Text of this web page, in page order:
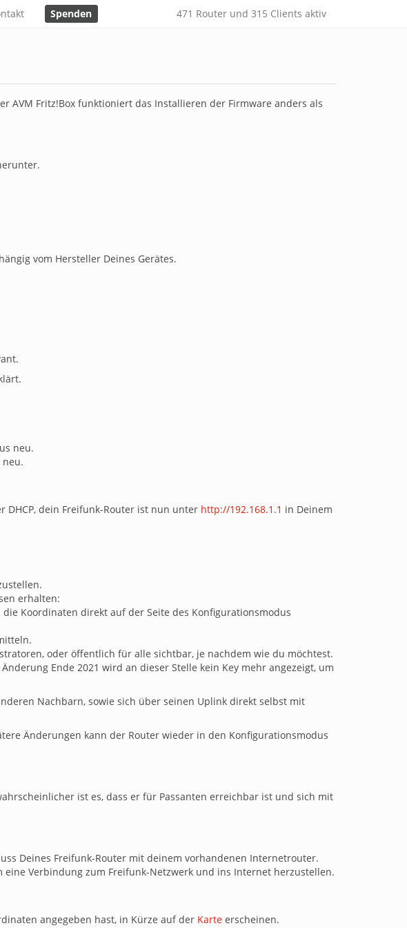
Spenden 471 Router und 315 Clients aktiv
AVM Fritz!Box funktioniert das Installieren der Firmware anders als
vom Hersteller Deines Gerätes.
neu.
dein Freifunk-Router ist nun unter http://192.168.1.1 in Deinem
erhalten:
Koordinaten direkt auf der Seite des Konfigurationsmodus
oder öffentlich für alle sichtbar, je nachdem wie du möchtest.
Ende 2021 wird an dieser Stelle kein Key mehr angezeigt, um
Nachbarn, sowie sich über seinen Uplink direkt selbst mit
Änderungen kann der Router wieder in den Konfigurationsmodus
ist es, dass er für Passanten erreichbar ist und sich mit
Deines Freifunk-Router mit deinem vorhandenen Internetrouter.
Verbindung zum Freifunk-Netzwerk und ins Internet herzustellen.
angegeben hast, in Kürze auf der Karte erscheinen.